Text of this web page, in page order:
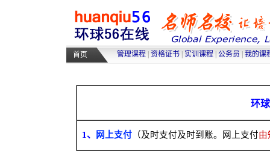
高级人力资源管理师培训 |高级物
采购师培训 |物流师培训 人力资
首页 管理课程 资格证书 实训课程 公务员 我的课
环
1、 网上支付（及时支付及时到账。网上支付由